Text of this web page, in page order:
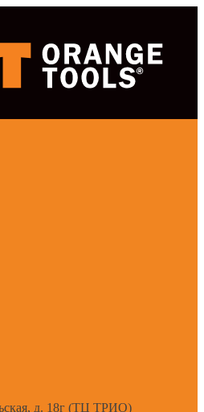
д. 18г (ТЦ ТРИО)